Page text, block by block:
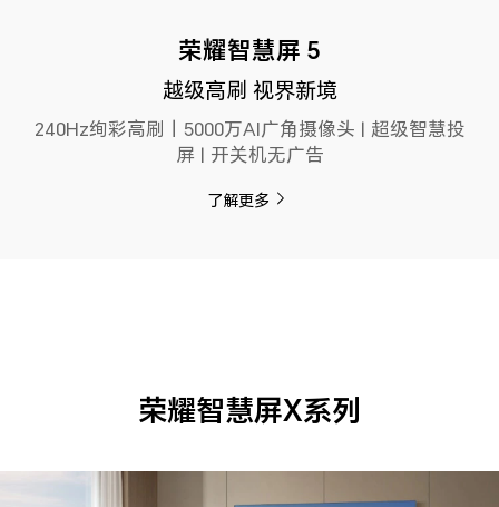
荣耀智慧屏 5
越级高刷 视界新境
240Hz绚彩高刷丨5000万AI广角摄像头 | 超级智慧投
屏 | 开关机无广告
了解更多
荣耀智慧屏X系列